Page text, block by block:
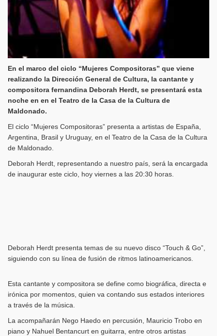
En el marco del ciclo “Mujeres Compositoras” que viene
realizando la Dirección General de Cultura, la cantante y
compositora fernandina Deborah Herdt, se presentará esta
noche en en el Teatro de la Casa de la Cultura de
Maldonado.
El ciclo “Mujeres Compositoras” presenta a artistas de España,
Argentina, Brasil y Uruguay, en el Teatro de la Casa de la Cultura
de Maldonado.
Deborah Herdt, representando a nuestro país, será la encargada
de inaugurar este ciclo, hoy viernes a las 20:30 horas.
Deborah Herdt presenta temas de su nuevo disco “Touch & Go”,
siguiendo con su línea de fusión de ritmos latinoamericanos.
Esta cantante y compositora se define como biográfica, directa e
irónica por momentos, quien va contando sus estados interiores
a través de la música.
La acompañarán Nego Haedo en percusión, Mauricio Trobo en
piano y Nahuel Bentancurt en guitarra, entre otros artistas